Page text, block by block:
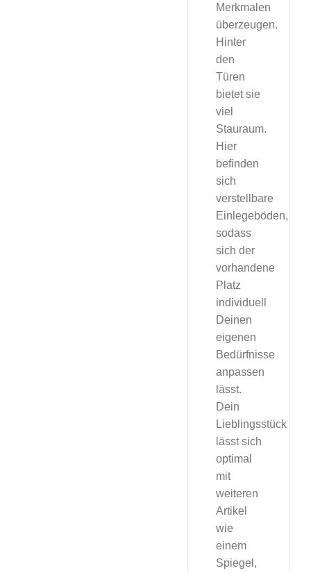
Merkmalen
überzeugen.
Hinter
den
Türen
bietet sie
viel
Stauraum.
Hier
befinden
sich
verstellbare
Einlegeböden,
sodass
sich der
vorhandene
Platz
individuell
Deinen
eigenen
Bedürfnisse
anpassen
lässt.
Dein
Lieblingsstück
lässt sich
optimal
mit
weiteren
Artikel
wie
einem
Spiegel,